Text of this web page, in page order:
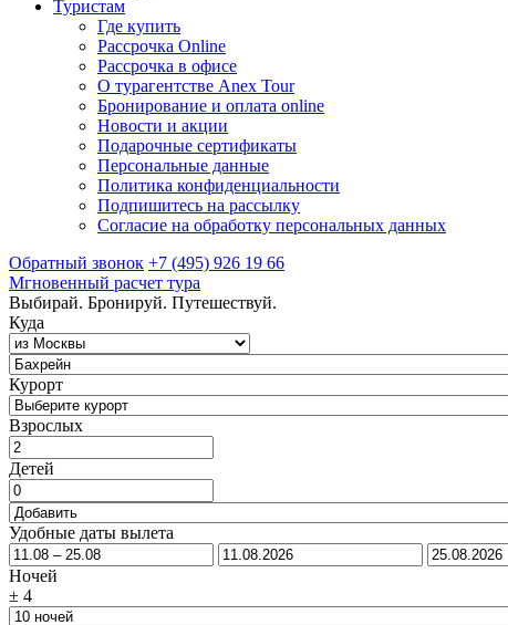
Туристам
Где купить
Рассрочка Online
Рассрочка в офисе
О турагентстве Anex Tour
Бронирование и оплата online
Новости и акции
Подарочные сертификаты
Персональные данные
Политика конфиденциальности
Подпишитесь на рассылку
Согласие на обработку персональных данных
Обратный звонок +7 (495) 926 19 66
Мгновенный расчет тура
Выбирай. Бронируй. Путешествуй.
Куда
Курорт
Взрослых
Детей
Удобные даты вылета
Ночей
± 4